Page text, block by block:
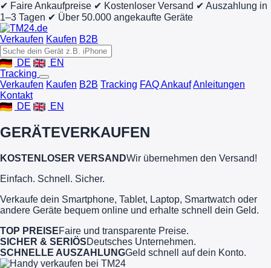
✔ Faire Ankaufpreise ✔ Kostenloser Versand ✔ Auszahlung in
1–3 Tagen ✔ Über 50.000 angekaufte Geräte
Verkaufen Kaufen B2B
DE
EN
Tracking
Verkaufen Kaufen B2B Tracking FAQ AnkaufAnleitungen
Kontakt
DE
EN
GERÄTEVERKAUFEN
KOSTENLOSER VERSANDWir übernehmen den Versand!
Einfach. Schnell. Sicher.
Verkaufe dein Smartphone, Tablet, Laptop, Smartwatch oder
andere Geräte bequem online und erhalte schnell dein Geld.
TOP PREISEFaire und transparente Preise.
SICHER & SERIÖSDeutsches Unternehmen.
SCHNELLE AUSZAHLUNGGeld schnell auf dein Konto.